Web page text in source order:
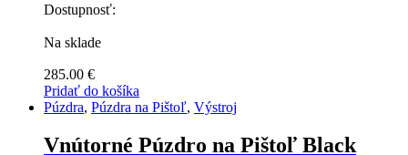
Dostupnosť:
Na sklade
285.00 €
Pridať do košíka
Púzdra, Púzdra na Pištoľ, Výstroj
Vnútorné Púzdro na Pištoľ Black